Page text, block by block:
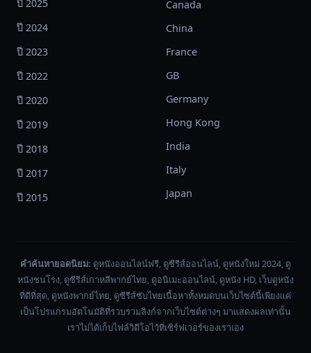
ปี 2025
ปี 2024
ปี 2023
ปี 2022
ปี 2020
ปี 2019
ปี 2018
ปี 2017
ปี 2015
Canada
China
France
GB
Germany
Hong Kong
India
Italy
Japan
คำค้นหายอดนิยม: ดูหนังออนไลน์ฟรี, ดูซีรีส์ออนไลน์, ดูหนังใหม่ 2024, ดู
หนังชนโรง, ดูซีรีส์เกาหลีพากย์ไทย, ดูอนิเมะออนไลน์, ดูหนัง HD, เว็บดูหนัง
ที่ดีที่สุด, ดูหนังพากย์ไทย, ดูซีรีส์ซับไทยเนื้อหาทั้งหมดบนเว็บไซต์นี้เพียงแค่
เป็นโปรแกรมอัตโนมัติที่รวบรวมลิงก์จากเว็บไซต์ต่างๆ มาแสดงผลเท่านั้น
เราไม่ได้เก็บไฟล์วิดีโอไว้ที่เซิร์ฟเวอร์ของเราเอง